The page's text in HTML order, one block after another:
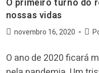
O primeiro turno do
nossas vidas
novembro 16, 2020
O ano de 2020 ficará